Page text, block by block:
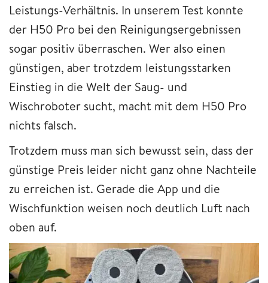
Leistungs-Verhältnis. In unserem Test konnte
der H50 Pro bei den Reinigungsergebnissen
sogar positiv überraschen. Wer also einen
günstigen, aber trotzdem leistungsstarken
Einstieg in die Welt der Saug- und
Wischroboter sucht, macht mit dem H50 Pro
nichts falsch.
Trotzdem muss man sich bewusst sein, dass der
günstige Preis leider nicht ganz ohne Nachteile
zu erreichen ist. Gerade die App und die
Wischfunktion weisen noch deutlich Luft nach
oben auf.